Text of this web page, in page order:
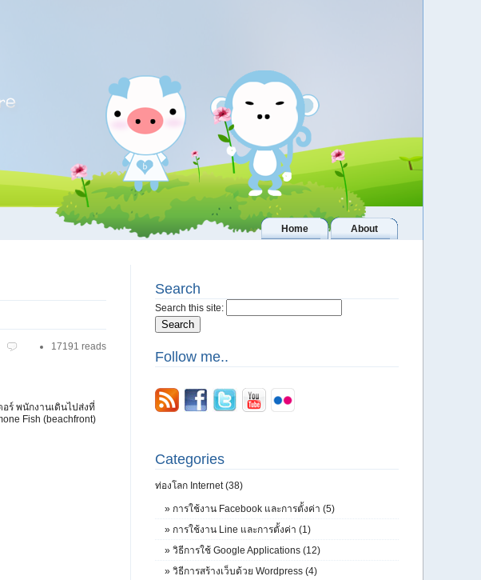
Home About
17191 reads
อร์ พนักงานเดินไปส่งที่
Fish (beachfront)
Search
Search this site:
Follow me..
Categories
ท่องโลก Internet (38)
» การใช้งาน Facebook และการตั้งค่า (5)
» การใช้งาน Line และการตั้งค่า (1)
» วิธีการใช้ Google Applications (12)
» วิธีการสร้างเว็บด้วย Wordpress (4)